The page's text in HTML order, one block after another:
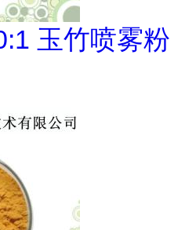
玉竹喷雾粉